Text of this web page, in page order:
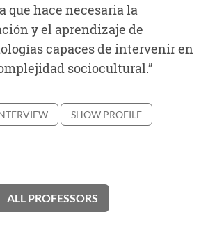
que hace necesaria la
y el aprendizaje de
capaces de intervenir en
sociocultural.”
SHOW PROFILE
ALL PROFESSORS